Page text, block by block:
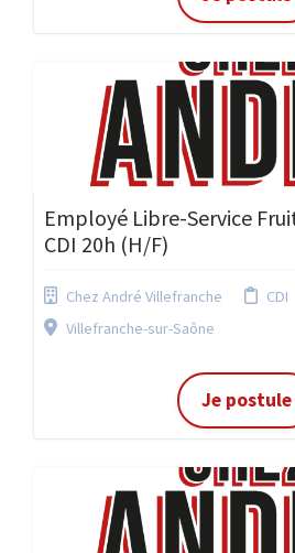
Employé Libre-Service
CDI 20h (H/F)
Chez André Villefranche CDI
Villefranche-sur-Saône
Je postule